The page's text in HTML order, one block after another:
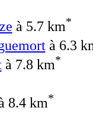
à 5.7 km*
à 6.3
à 7.8 km*
8.4 km*